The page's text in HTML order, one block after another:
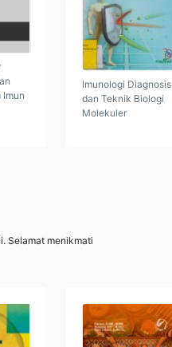
Imun
Imunologi Diagnosis
dan Teknik Biologi
Molekuler
Selamat menikmati